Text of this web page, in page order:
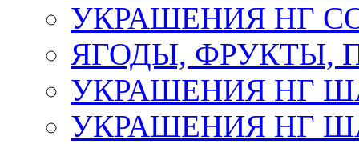
УКРАШЕНИЯ НГ
ЯГОДЫ, ФРУКТЫ,
УКРАШЕНИЯ НГ
УКРАШЕНИЯ НГ